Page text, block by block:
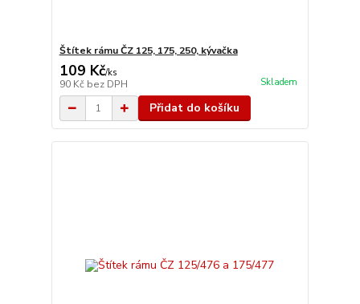
Štítek rámu ČZ 125, 175, 250, kývačka
109 Kč/ks
90 Kč bez DPH Skladem
Přidat do košíku